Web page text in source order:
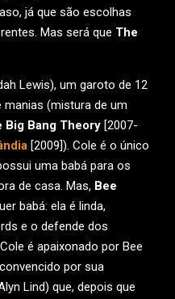
já que são escolhas
Mas será que The
Lewis), um garoto de 12
(mistura de um
Big Bang Theory [2007-
[2009]). Cole é o único
uma babá para os
de casa. Mas, Bee
babá: ela é linda,
e o defende dos
é apaixonado por Bee
por sua
Lind) que, depois que